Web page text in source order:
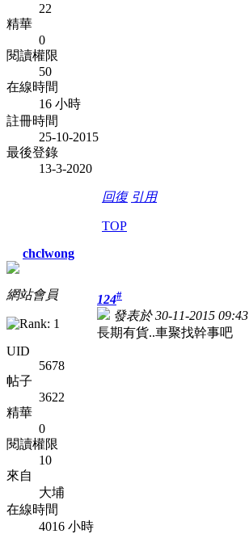
22
精華
0
閱讀權限
50
在線時間
16 小時
註冊時間
25-10-2015
最後登錄
13-3-2020
回復 引用
TOP
chclwong
網站會員
UID
5678
帖子
3622
精華
0
閱讀權限
10
來自
大埔
在線時間
4016 小時
124#
發表於 30-11-2015 09:43
長期有貨..車聚找幹事吧